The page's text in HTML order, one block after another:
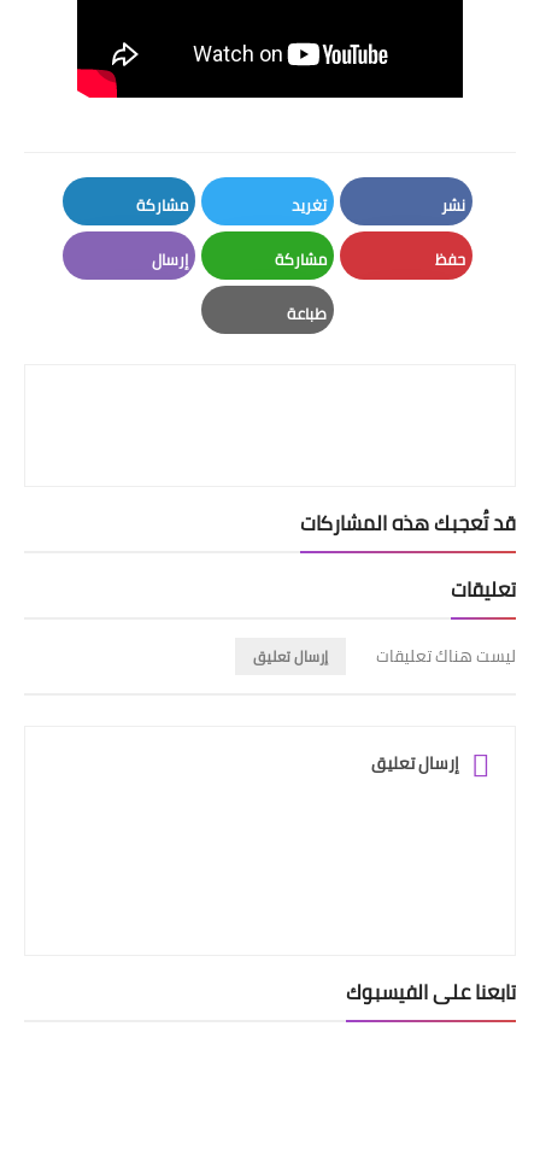
نشر
Facebook
تغريد
Twitter
مشاركة
LinkedIn
حفظ مشاركة
Whatsapp
إرسال
طباعة
قد تُعجبك هذه المشاركات
تعليقات
ليست هناك تعليقات إرسال تعليق
إرسال تعليق
تابعنا على الفيسبوك